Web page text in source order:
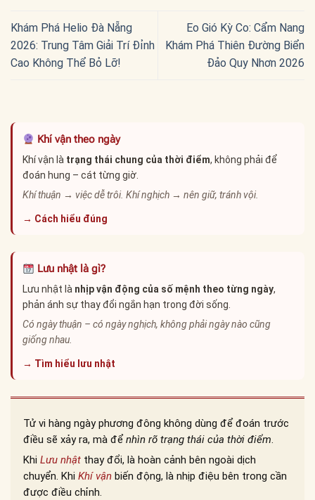
Khám Phá Helio Đà Nẵng
2026: Trung Tâm Giải Trí Đỉnh
Cao Không Thể Bỏ Lỡ!
Eo Gió Kỳ Co: Cẩm Nang
Khám Phá Thiên Đường Biển
Đảo Quy Nhơn 2026
Khí vận theo ngày
Khí vận là trạng thái chung của thời điểm, không phải để
đoán hung – cát từng giờ.
Khí thuận → việc dễ trôi. Khí nghịch → nên giữ, tránh vội.
→ Cách hiểu đúng
Lưu nhật là gì?
Lưu nhật là nhịp vận động của số mệnh theo từng ngày,
phản ánh sự thay đổi ngắn hạn trong đời sống.
Có ngày thuận – có ngày nghịch, không phải ngày nào cũng
giống nhau.
→ Tìm hiểu lưu nhật
Tử vi hàng ngày phương đông không dùng để đoán trước
điều sẽ xảy ra, mà để nhìn rõ trạng thái của thời điểm.
Khi Lưu nhật thay đổi, là hoàn cảnh bên ngoài dịch
chuyển. Khi Khí vận biến động, là nhịp điệu bên trong cần
được điều chỉnh.